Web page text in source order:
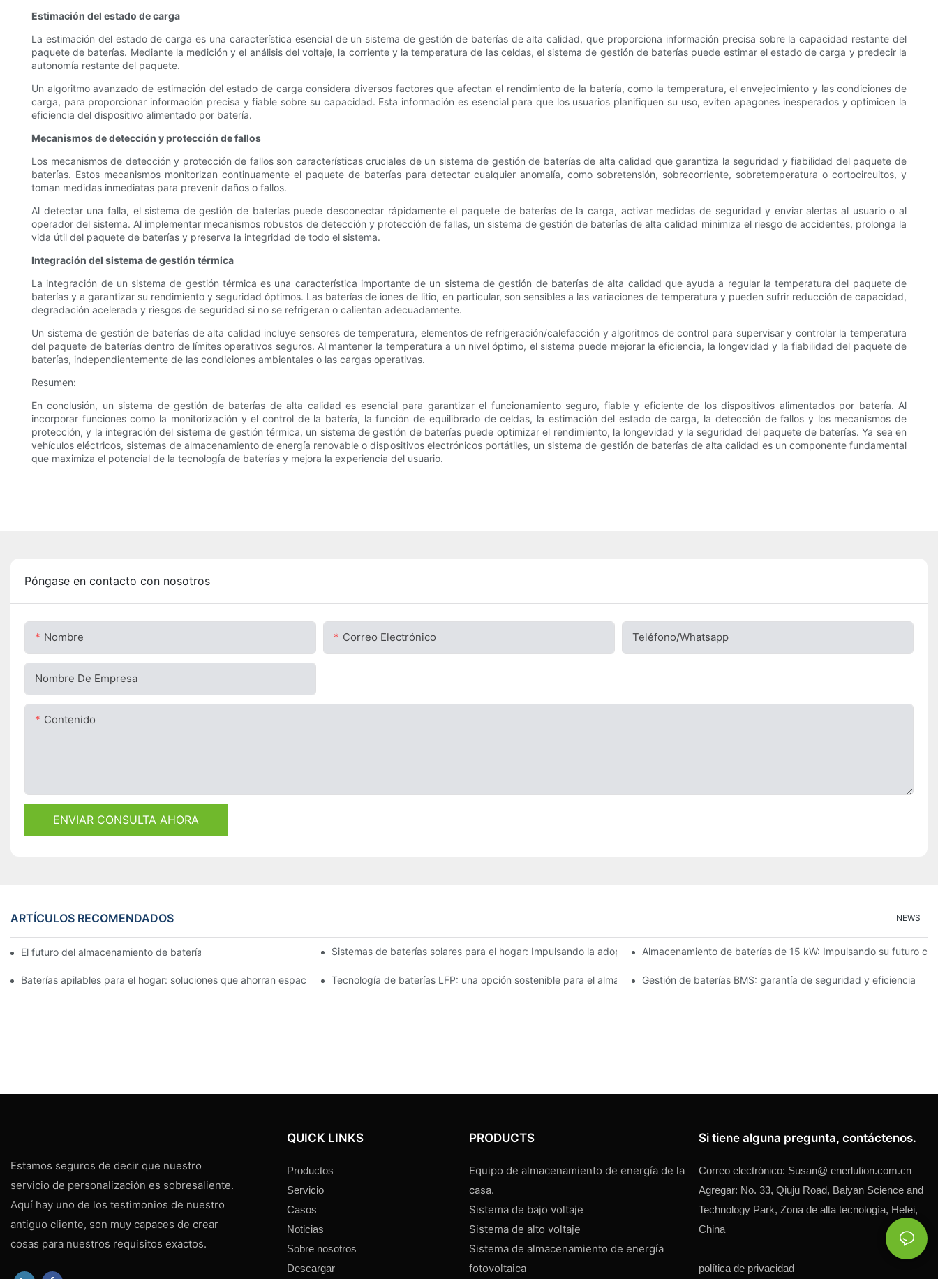
Estimación del estado de carga
La estimación del estado de carga es una característica esencial de un sistema de gestión de baterías de alta calidad, que proporciona información precisa sobre la capacidad restante del
paquete de baterías. Mediante la medición y el análisis del voltaje, la corriente y la temperatura de las celdas, el sistema de gestión de baterías puede estimar el estado de carga y predecir la
autonomía restante del paquete.
Un algoritmo avanzado de estimación del estado de carga considera diversos factores que afectan el rendimiento de la batería, como la temperatura, el envejecimiento y las condiciones de
carga, para proporcionar información precisa y fiable sobre su capacidad. Esta información es esencial para que los usuarios planifiquen su uso, eviten apagones inesperados y optimicen la
eficiencia del dispositivo alimentado por batería.
Mecanismos de detección y protección de fallos
Los mecanismos de detección y protección de fallos son características cruciales de un sistema de gestión de baterías de alta calidad que garantiza la seguridad y fiabilidad del paquete de
baterías. Estos mecanismos monitorizan continuamente el paquete de baterías para detectar cualquier anomalía, como sobretensión, sobrecorriente, sobretemperatura o cortocircuitos, y
toman medidas inmediatas para prevenir daños o fallos.
Al detectar una falla, el sistema de gestión de baterías puede desconectar rápidamente el paquete de baterías de la carga, activar medidas de seguridad y enviar alertas al usuario o al
operador del sistema. Al implementar mecanismos robustos de detección y protección de fallas, un sistema de gestión de baterías de alta calidad minimiza el riesgo de accidentes, prolonga la
vida útil del paquete de baterías y preserva la integridad de todo el sistema.
Integración del sistema de gestión térmica
La integración de un sistema de gestión térmica es una característica importante de un sistema de gestión de baterías de alta calidad que ayuda a regular la temperatura del paquete de
baterías y a garantizar su rendimiento y seguridad óptimos. Las baterías de iones de litio, en particular, son sensibles a las variaciones de temperatura y pueden sufrir reducción de capacidad,
degradación acelerada y riesgos de seguridad si no se refrigeran o calientan adecuadamente.
Un sistema de gestión de baterías de alta calidad incluye sensores de temperatura, elementos de refrigeración/calefacción y algoritmos de control para supervisar y controlar la temperatura
del paquete de baterías dentro de límites operativos seguros. Al mantener la temperatura a un nivel óptimo, el sistema puede mejorar la eficiencia, la longevidad y la fiabilidad del paquete de
baterías, independientemente de las condiciones ambientales o las cargas operativas.
Resumen:
En conclusión, un sistema de gestión de baterías de alta calidad es esencial para garantizar el funcionamiento seguro, fiable y eficiente de los dispositivos alimentados por batería. Al
incorporar funciones como la monitorización y el control de la batería, la función de equilibrado de celdas, la estimación del estado de carga, la detección de fallos y los mecanismos de
protección, y la integración del sistema de gestión térmica, un sistema de gestión de baterías puede optimizar el rendimiento, la longevidad y la seguridad del paquete de baterías. Ya sea en
vehículos eléctricos, sistemas de almacenamiento de energía renovable o dispositivos electrónicos portátiles, un sistema de gestión de baterías de alta calidad es un componente fundamental
que maximiza el potencial de la tecnología de baterías y mejora la experiencia del usuario.
Póngase en contacto con nosotros
Nombre Correo Electrónico Teléfono/whatsapp
Nombre De Empresa
Contenido
ENVIAR CONSULTA AHORA
ARTÍCULOS RECOMENDADOS NEWS
El futuro del almacenamiento de baterías comerciales: tendencias e innovacionesSistemas de baterías solares para el hogar: Impulsando la adopción de energías renovablesAlmacenamiento de baterías de 15 kW: Impulsando su futuro
Baterías apilables para el hogar: soluciones que ahorran espacio para el almacenamiento de energíaTecnología de baterías LFP: una opción sostenible para el almacenamiento de energíaGestión de baterías BMS: garantía de seguridad y eficiencia
Estamos seguros de decir que nuestro
servicio de personalización es sobresaliente.
Aquí hay uno de los testimonios de nuestro
antiguo cliente, son muy capaces de crear
cosas para nuestros requisitos exactos.
QUICK LINKS
Productos
Servicio
Casos
Noticias
Sobre nosotros
Descargar
PRODUCTS
Equipo de almacenamiento de energía de la
casa.
Sistema de bajo voltaje
Sistema de alto voltaje
Sistema de almacenamiento de energía
fotovoltaica
Si tiene alguna pregunta, contáctenos.
Correo electrónico: Susan@ enerlution.com.cn
Agregar: No. 33, Qiuju Road, Baiyan Science and
Technology Park, Zona de alta tecnología, Hefei,
China
política de privacidad